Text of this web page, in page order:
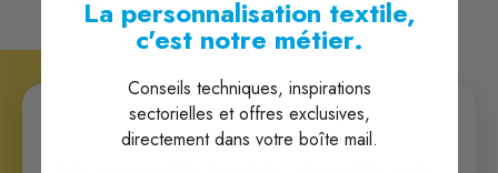
Demander mon devis
La personnalisation textile,
c'est notre métier.
Conseils techniques, inspirations
sectorielles et offres exclusives,
directement dans votre boîte mail.